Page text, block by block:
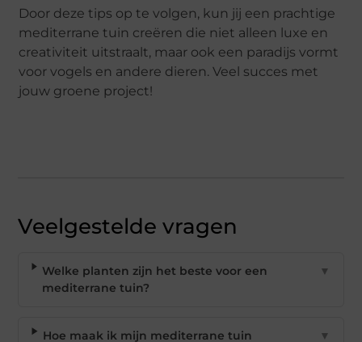
Door deze tips op te volgen, kun jij een prachtige
mediterrane tuin creëren die niet alleen luxe en
creativiteit uitstraalt, maar ook een paradijs vormt
voor vogels en andere dieren. Veel succes met
jouw groene project!
Veelgestelde vragen
Welke planten zijn het beste voor een
mediterrane tuin?
▼
Hoe maak ik mijn mediterrane tuin
▼